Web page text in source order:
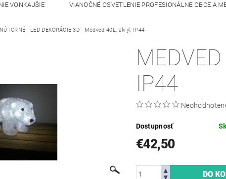
VONKAJŠIE VIANOČNÉ OSVETLENIE PROFESIONÁLNE OBCE A
LED DEKORÁCIE 3D Medved 40L, akryl, IP44
IP44
Dostupnosť
€42,50